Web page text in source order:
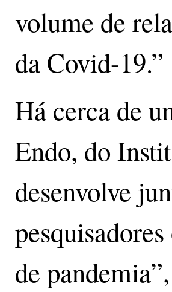
volume de
da Covid-19.”
Há cerca de
Endo, do
desenvolve
de